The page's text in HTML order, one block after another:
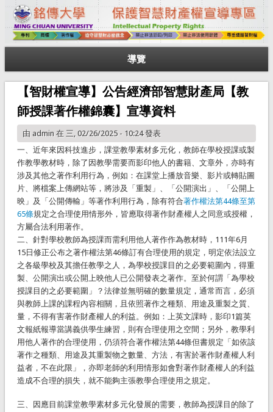
導覽
【智財權宣導】公告經濟部智慧財產局【教
師授課著作權錦囊】宣導資料
由 admin在 三, 02/26/2025 - 10:24 發表
一、近年來因科技進步，課堂教學素材多元化，教師在學校授課或製
作教學教材時，除了因教學需要而影印他人的書籍、文章外，亦時有
涉及其他之著作利用行為，例如：在課堂上播放音樂、影片或轉貼圖
片、將檔案上傳網站等，將涉及「重製」、「公開演出」、「公開上
映」及「公開傳輸」等著作利用行為，除有符合著作權法第44條至第
65條規定之合理使用情形外，皆應取得著作財產權人之同意或授權，
方屬合法利用著作。
二、針對學校教師為授課而需利用他人著作作為教材時，111年6月
15日修正公布之著作權法第46條訂有合理使用的規定，明定依法設立
之各級學校及其擔任教學之人，為學校授課目的之必要範圍內，得重
製、公開演出或公開上映他人已公開發表之著作。至於何謂「為學校
授課目的之必要範圍」？法律並無明確的數量規定，通常而言，必須
與教師上課的課程內容相關，且依照著作之種類、用途及重製之質、
量，不得有害著作財產權人的利益。例如：上英文課時，影印1篇英
文報紙報導當講義供學生練習，則有合理使用之空間；另外，教學利
用他人著作的合理使用，仍須符合著作權法第44條但書規定「如依該
著作之種類、用途及其重製物之數量、方法，有害於著作財產權人利
益者，不在此限」，亦即老師的利用情形如會對著作財產權人的利益
造成不合理的損失，就不能夠主張教學合理使用之規定。
三、因應目前課堂教學素材多元化發展的需要，教師為授課目的除了